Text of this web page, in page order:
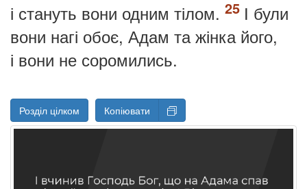
і стануть вони одним тілом.
І були
вони нагі обоє, Адам та жінка його,
і вони не соромились.
Розділ цілком Копіювати